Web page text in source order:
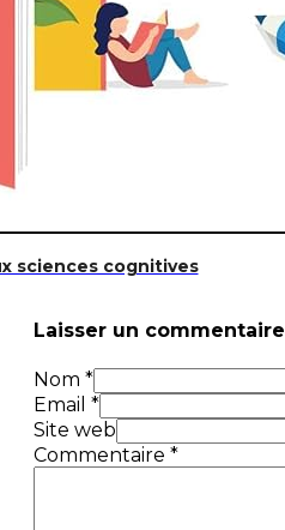
sciences cognitives
Laisser un commentaire
Nom *
Email *
Site web
Commentaire *